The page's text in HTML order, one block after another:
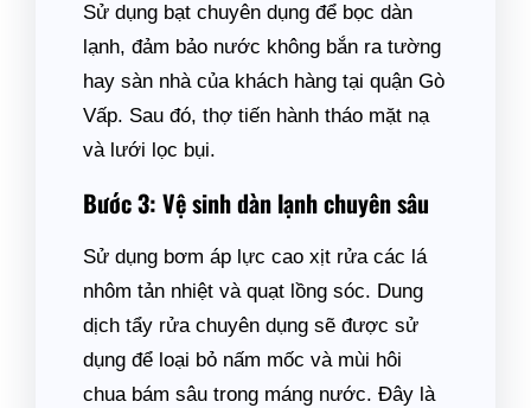
Sử dụng bạt chuyên dụng để bọc dàn
lạnh, đảm bảo nước không bắn ra tường
hay sàn nhà của khách hàng tại quận Gò
Vấp. Sau đó, thợ tiến hành tháo mặt nạ
và lưới lọc bụi.
Bước 3: Vệ sinh dàn lạnh chuyên sâu
Sử dụng bơm áp lực cao xịt rửa các lá
nhôm tản nhiệt và quạt lồng sóc. Dung
dịch tẩy rửa chuyên dụng sẽ được sử
dụng để loại bỏ nấm mốc và mùi hôi
chua bám sâu trong máng nước. Đây là